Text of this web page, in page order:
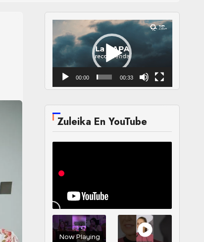
Reproductor
de
vídeo
00:00 00:33
Zuleika En YouTube
Now Playing